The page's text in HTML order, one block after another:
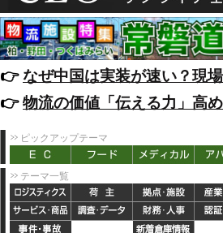
👉️なぜ中国は実装が速い？現
👉️物流の価値「伝える力」高
ピックアップテーマ
テーマ一覧